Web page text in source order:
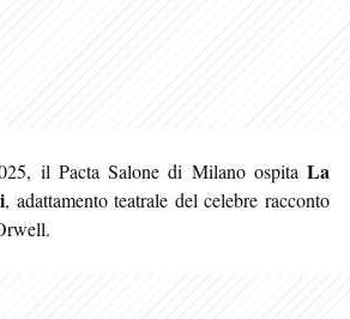
il Pacta Salone di Milano ospita La
, adattamento teatrale del celebre racconto